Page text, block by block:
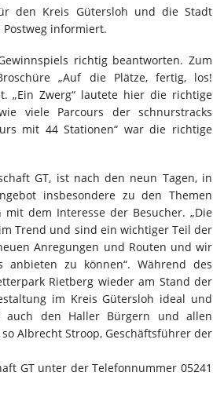
den Kreis Gütersloh und die Stadt
informiert.
richtig beantworten. Zum
„Auf die Plätze, fertig, los!
„Ein Zwerg“ lautete hier die richtige
viele Parcours der schnurstracks
mit 44 Stationen“ war die richtige
GT, ist nach den neun Tagen, in
insbesondere zu den Themen
dem Interesse der Besucher. „Die
Trend und sind ein wichtiger Teil der
Anregungen und Routen und wir
zu können“. Während des
Rietberg wieder am Stand der
im Kreis Gütersloh ideal und
auch den Haller Bürgern und allen
Albrecht Stroop, Geschäftsführer der
GT unter der Telefonnummer 05241